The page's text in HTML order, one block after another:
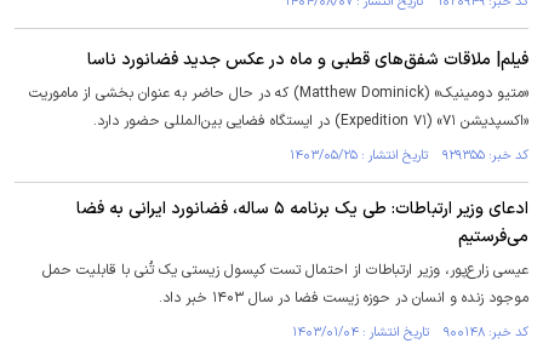
فیلم| ملاقات شفق‌های قطبی و ماه در عکس جدید فضانورد ناسا
«متیو دومینیک» (Matthew Dominick) که در حال حاضر به عنوان بخشی از ماموریت
«اکسپدیشن ۷۱» (Expedition ۷۱) در ایستگاه فضایی بین‌المللی حضور دارد.
کد خبر: ۹۲۹۳۵۵ تاریخ انتشار : ۱۴۰۳/۰۵/۲۵
ادعای وزیر ارتباطات: طی یک برنامه ۵ ساله، فضانورد ایرانی به فضا
می‌فرستیم
عیسی زارع‌پور، وزیر ارتباطات از احتمال تست کپسول زیستی یک تُنی با قابلیت حمل
موجود زنده و انسان در حوزه زیست فضا در سال ۱۴۰۳ خبر داد.
کد خبر: ۹۰۰۱۴۸ تاریخ انتشار : ۱۴۰۳/۰۱/۰۴